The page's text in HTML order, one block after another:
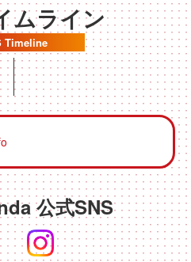
ムライン
Timeline
公式SNS